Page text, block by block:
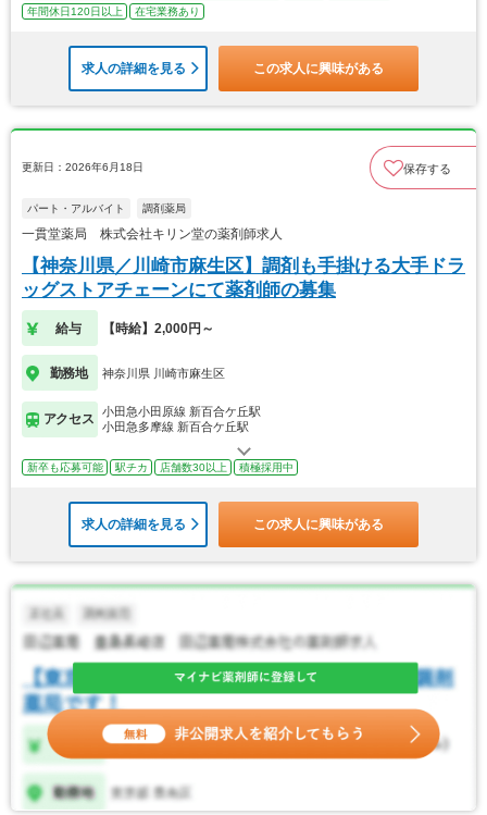
年間休日120日以上
在宅業務あり
求人の詳細を見る この求人に興味がある
更新日：2026年6月18日 保存する
パート・アルバイト 調剤薬局
一貫堂薬局 株式会社キリン堂の薬剤師求人
【神奈川県／川崎市麻生区】調剤も手掛ける大手ドラ
ッグストアチェーンにて薬剤師の募集
給与 【時給】2,000円～
勤務地 神奈川県 川崎市麻生区
アクセス
小田急小田原線 新百合ケ丘駅
小田急多摩線 新百合ケ丘駅
新卒も応募可能 駅チカ 店舗数30以上 積極採用中
求人の詳細を見る この求人に興味がある